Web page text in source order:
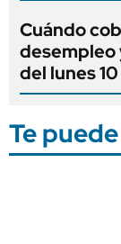
Cuándo
desempleo
del lunes
Te